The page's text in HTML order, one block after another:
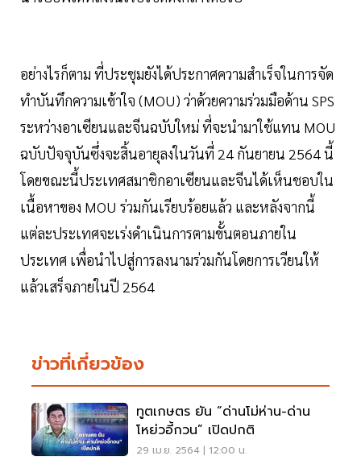
อย่างไรก็ตาม ที่ประชุมยังได้ประกาศความสำเร็จในการจัด
ทำบันทึกความเข้าใจ (MOU) ว่าด้วยความร่วมมือด้าน SPS
ระหว่างอาเซียนและจีนฉบับใหม่ ที่จะนำมาใช้แทน MOU
ฉบับปัจจุบันซึ่งจะสิ้นอายุลงในวันที่ 24 กันยายน 2564 นี้
โดยขณะนี้ประเทศสมาชิกอาเซียนและจีนได้เห็นชอบใน
เนื้อหาของ MOU ร่วมกันเรียบร้อยแล้ว และหลังจากนี้
แต่ละประเทศจะเร่งดำเนินการตามขั้นตอนภายใน
ประเทศ เพื่อนำไปสู่การลงนามร่วมกันโดยการเวียนให้
แล้วเสร็จภายในปี 2564
ข่าวที่เกี่ยวข้อง
ทูตเกษตร ยัน “ด่านโม่ห่าน-ด่าน
โหย่วอี้กวน” เปิดปกติ
29 เม.ย. 2564 | 12:00 น.